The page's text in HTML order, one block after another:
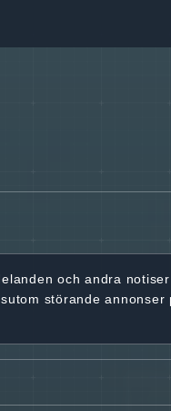
och andra notiser
störande annonser